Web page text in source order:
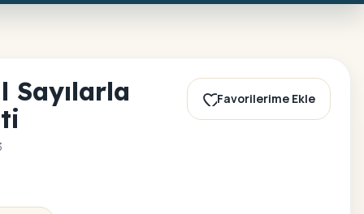
Sayılarla
Favorilerime Ekle